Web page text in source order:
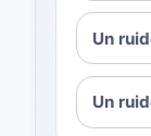
Un
Un